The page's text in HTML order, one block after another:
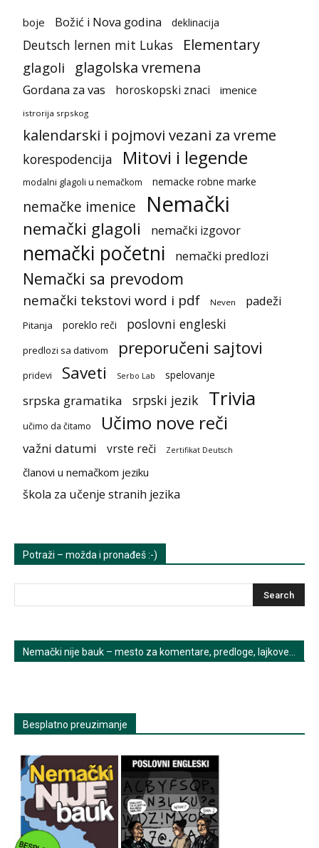
boje Božić i Nova godina deklinacija
Deutsch lernen mit Lukas Elementary
glagoli glagolska vremena
Gordana za vas horoskopski znaci imenice
istrorija srpskog
kalendarski i pojmovi vezani za vreme
korespodencija Mitovi i legende
modalni glagoli u nemačkom nemacke robne marke
nemačke imenice Nemački
nemački glagoli nemački izgovor
nemački početni nemački predlozi
Nemački sa prevodom
nemački tekstovi word i pdf Neven padeži
Pitanja poreklo reči poslovni engleski
predlozi sa dativom preporučeni sajtovi
pridevi Saveti Serbo Lab spelovanje
srpska gramatika srpski jezik Trivia
učimo da čitamo Učimo nove reči
važni datumi vrste reči Zertifikat Deutsch
članovi u nemačkom jeziku
škola za učenje stranih jezika
Potraži – možda i pronađeš :-)
Nemački nije bauk – mesto za komentare, predloge, lajkove…
Besplatno preuzimanje